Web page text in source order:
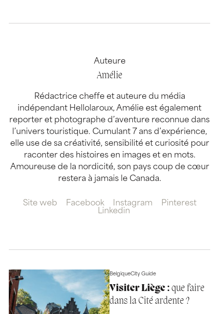
Auteure
Amélie
Rédactrice cheffe et auteure du média
indépendant Hellolaroux, Amélie est également
reporter et photographe d’aventure reconnue dans
l’univers touristique. Cumulant 7 ans d’expérience,
elle use de sa créativité, sensibilité et curiosité pour
raconter des histoires en images et en mots.
Amoureuse de la nordicité, son pays coup de cœur
restera à jamais le Canada.
Site web Facebook Instagram
Pinterest
Linkedin
BelgiqueCity Guide
Visiter Liège :que faire
dans la Cité ardente ?